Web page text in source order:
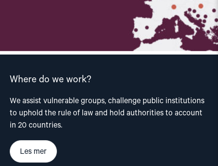
Where do we work?
We assist vulnerable groups, challenge public institutions
to uphold the rule of law and hold authorities to account
in 20 countries.
Les mer